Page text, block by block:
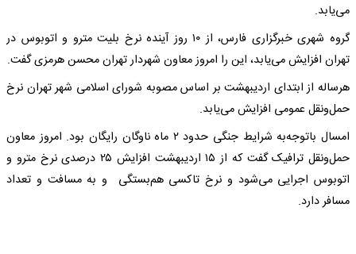
می‌یابد.
گروه شهری خبرگزاری فارس، از ۱۰ روز آینده نرخ بلیت مترو و‌ اتوبوس در
تهران افزایش می‌یابد، این را امروز معاون شهردار تهران محسن هرمزی گفت.
هرساله از ابتدای اردیبهشت بر اساس مصوبه شورای اسلامی شهر تهران نرخ
حمل‌ونقل عمومی افزایش می‌یابد.
امسال باتوجه‌به شرایط جنگی حدود ۲ ماه ناوگان رایگان بود. امروز معاون
حمل‌ونقل ترافیک گفت که از ۱۵ اردیبهشت افزایش ۲۵ درصدی نرخ مترو و
اتوبوس اجرایی می‌شود و نرخ تاکسی هم‌بستگی و به مسافت و تعداد
مسافر دارد.